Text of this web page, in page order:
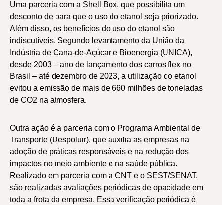
Uma parceria com a Shell Box, que possibilita um
desconto de para que o uso do etanol seja priorizado.
Além disso, os benefícios do uso do etanol são
indiscutíveis. Segundo levantamento da União da
Indústria de Cana-de-Açúcar e Bioenergia (UNICA),
desde 2003 – ano de lançamento dos carros flex no
Brasil – até dezembro de 2023, a utilização do etanol
evitou a emissão de mais de 660 milhões de toneladas
de CO2 na atmosfera.
Outra ação é a parceria com o Programa Ambiental de
Transporte (Despoluir), que auxilia as empresas na
adoção de práticas responsáveis e na redução dos
impactos no meio ambiente e na saúde pública.
Realizado em parceria com a CNT e o SEST/SENAT,
são realizadas avaliações periódicas de opacidade em
toda a frota da empresa. Essa verificação periódica é